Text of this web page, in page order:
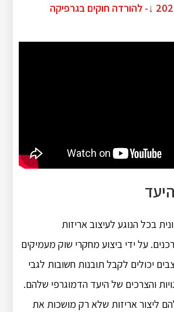
ספר עיצוב גרפי 2025 ↓- להורדה חוקים בגרפיקה
בכל הנוגע לעיצוב אריזות
על ידי ביצוע מחקרי שוק מעמיקים
יכולים לקבל תובנות חשובות לגבי
והצרכים של היעד הדמוגרפי שלהם.
ליצור אריזות שלא רק מושכות את